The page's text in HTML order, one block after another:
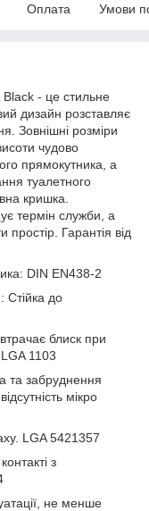
Оплата Умови
- це стильне
дизайн розставляє
Зовнішні розміри
чудово
прямокутника, а
туалетного
кришка.
термін служби, а
простір. Гарантія від
DIN EN438-2
Стійка до
блиск при
1103
та забруднення
мікро
LGA 5421357
з
не менше